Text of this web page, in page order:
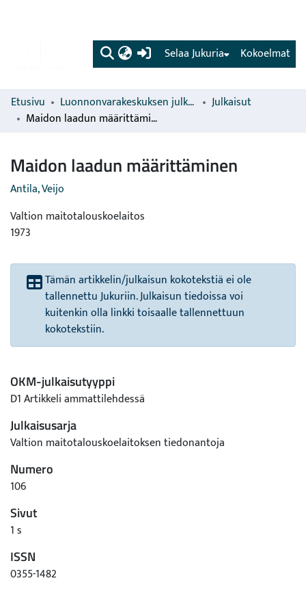
(current) Kokoelmat
Selaa Jukuria
Etusivu Luonnonvarakeskuksen julkaisut
Julkaisut
Maidon laadun määrittäminen
Maidon laadun määrittäminen
Antila, Veijo
Valtion maitotalouskoelaitos
1973
Tämän artikkelin/julkaisun kokotekstiä ei ole
tallennettu Jukuriin. Julkaisun tiedoissa voi
kuitenkin olla linkki toisaalle tallennettuun
kokotekstiin.
OKM-julkaisutyyppi
D1 Artikkeli ammattilehdessä
Julkaisusarja
Valtion maitotalouskoelaitoksen tiedonantoja
Numero
106
Sivut
1 s
ISSN
0355-1482